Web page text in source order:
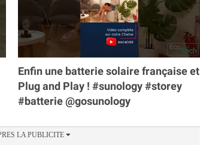
Enfin une batterie solaire française et
Plug and Play ! #sunology #storey
#batterie @gosunology